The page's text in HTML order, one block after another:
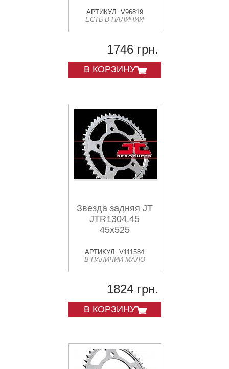
АРТИКУЛ: V96819
ЕСТЬ В НАЛИЧИИ
1746 грн.
В КОРЗИНУ
Звезда задняя JT
JTR1304.45
45x525
АРТИКУЛ: V111584
В НАЛИЧИИ МАЛО
1824 грн.
В КОРЗИНУ